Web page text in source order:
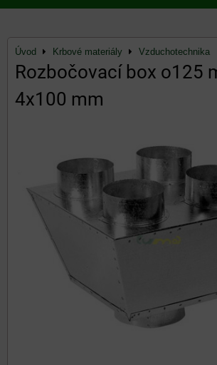
Úvod Krbové materiály Vzduchotechnika
Rozbočovací box o125
4x100 mm